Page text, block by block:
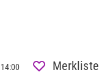
Merkliste